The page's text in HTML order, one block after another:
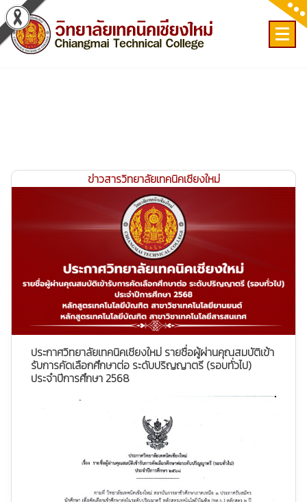
Skip
to
content
ข่าวสารวิทยาลัยเทคนิคเชียงใหม่
ประกาศวิทยาลัยเทคนิคเชียงใหม่ รายชื่อผู้ผ่านคุณสมบัติเข้า
รับการคัดเลือกศึกษาต่อ ระดับปริญญาตรี (รอบทั่วไป)
ประจำปีการศึกษา 2568